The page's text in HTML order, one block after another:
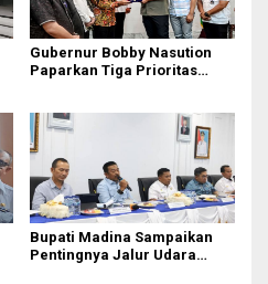
Gubernur Bobby Nasution
Paparkan Tiga Prioritas
Bupati Madina Sampaikan
Pentingnya Jalur Udara